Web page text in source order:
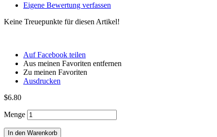
Eigene Bewertung verfassen
Keine Treuepunkte für diesen Artikel!
Auf Facebook teilen
Aus meinen Favoriten entfernen
Zu meinen Favoriten
Ausdrucken
$6.80
Menge
In den Warenkorb